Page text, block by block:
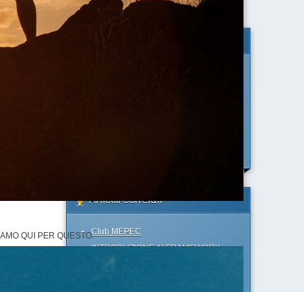
QUI PER QUESTO.
e
Articoli Correlati
Club MEPEC
INTRODUZIONE AI FRAMEWORK: